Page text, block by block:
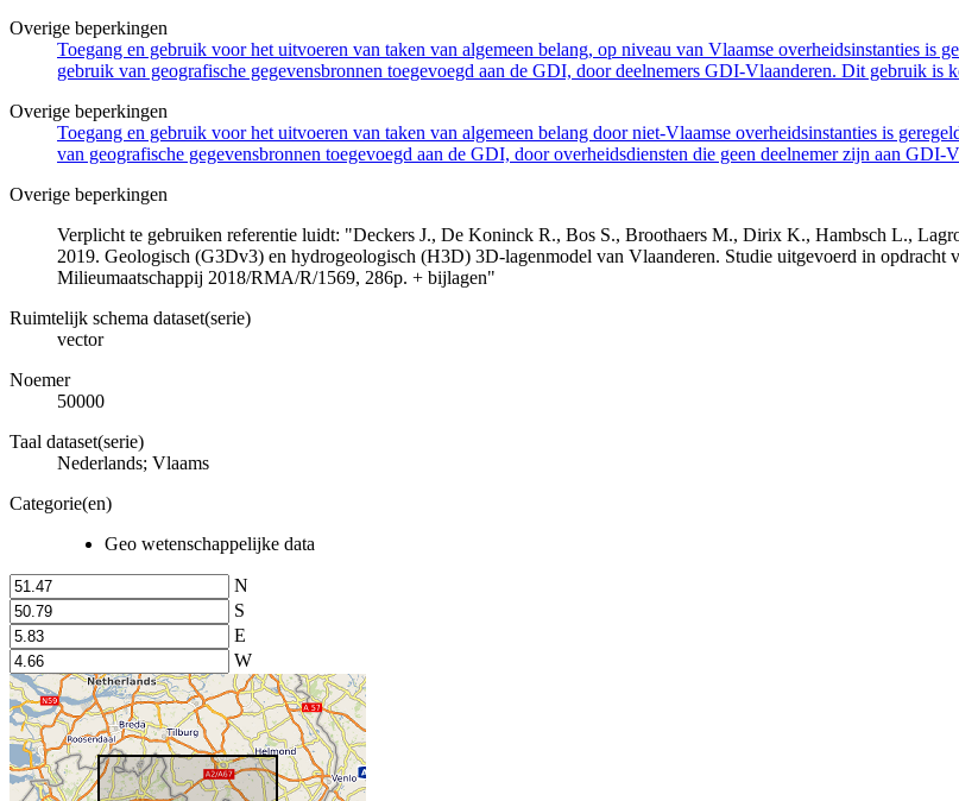
Overige beperkingen
Toegang en gebruik voor het uitvoeren van taken van algemeen belang, op niveau van Vlaamse overheidsinstanties is
gebruik van geografische gegevensbronnen toegevoegd aan de GDI, door deelnemers GDI-Vlaanderen. Dit gebruik is
Overige beperkingen
Toegang en gebruik voor het uitvoeren van taken van algemeen belang door niet-Vlaamse overheidsinstanties is
van geografische gegevensbronnen toegevoegd aan de GDI, door overheidsdiensten die geen deelnemer zijn aan
Overige beperkingen
Verplicht te gebruiken referentie luidt: "Deckers J., De Koninck R., Bos S., Broothaers M., Dirix K., Hambsch L.,
2019. Geologisch (G3Dv3) en hydrogeologisch (H3D) 3D-lagenmodel van Vlaanderen. Studie uitgevoerd in
Milieumaatschappij 2018/RMA/R/1569, 286p. + bijlagen"
Ruimtelijk schema dataset(serie)
vector
Noemer
50000
Taal dataset(serie)
Nederlands; Vlaams
Categorie(en)
Geo wetenschappelijke data
N
S
E
W